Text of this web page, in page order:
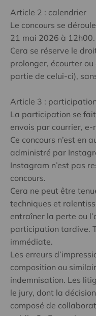
Article 2 : calendrier
Le concours se
21 mai 2026 à 12h00.
Cera se réserve le
prolonger, écourter ou
partie de celui-ci),
Article 3 : participation
La participation se
envois par courrier,
Ce concours n’est en
administré par
Instagram n’est pas
concours.
Cera ne peut être
techniques et
entraîner la perte ou
participation tardive.
immédiate.
Les erreurs
composition ou
indemnisation. Les
le jury, dont la
composé de